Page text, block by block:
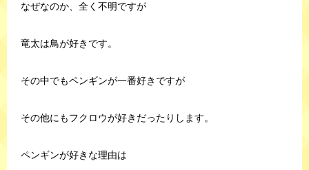
なぜなのか、全く不明ですが
竜太は鳥が好きです。
その中でもペンギンが一番好きですが
その他にもフクロウが好きだったりします。
ペンギンが好きな理由は